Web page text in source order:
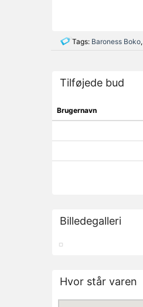
Tags: Baroness Boko,
Tilføjede bud
Brugernavn
Billedegalleri
Hvor står varen